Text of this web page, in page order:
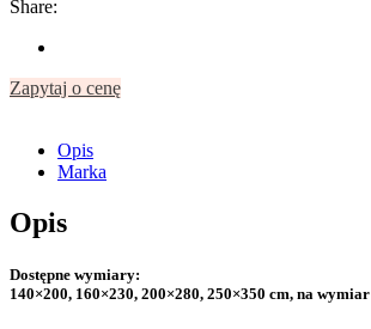
Share:
Zapytaj o cenę
Opis
Marka
Opis
Dostępne wymiary:
140×200, 160×230, 200×280, 250×350 cm, na wymiar